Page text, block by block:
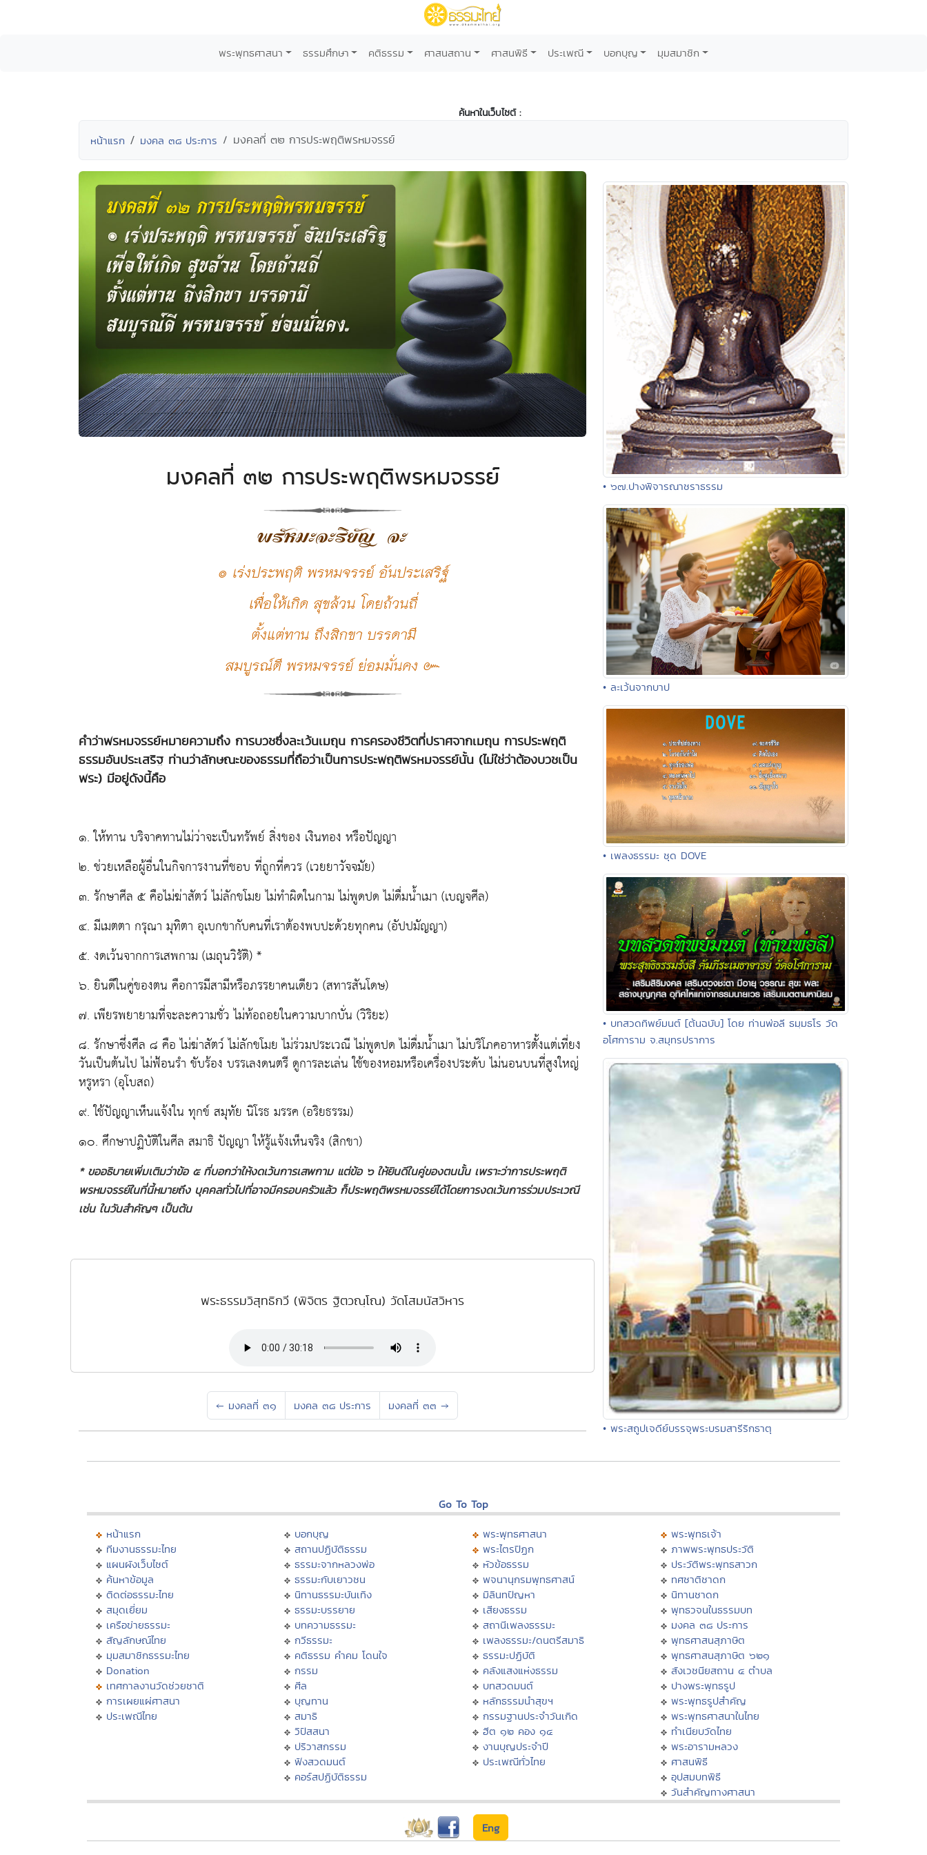
พระพุทธศาสนา ธรรมศึกษา คติธรรม ศาสนสถาน ศาสนพิธี ประเพณี บอกบุญ มุมสมาชิก
ค้นหาในเว็บไซต์ :
หน้าแรก มงคล ๓๘ ประการ มงคลที่ ๓๒ การประพฤติพรหมจรรย์
มงคลที่ ๓๒ การประพฤติพรหมจรรย์
พรัหมะจะริยัญ จะ
๏ เร่งประพฤติ พรหมจรรย์ อันประเสริฐ์
เพื่อให้เกิด สุขล้วน โดยถ้วนถี่
ตั้งแต่ทาน ถึงสิกขา บรรดามี
สมบูรณ์ดี พรหมจรรย์ ย่อมมั่นคง ๛
คำว่าพรหมจรรย์หมายความถึง การบวชซึ่งละเว้นเมถุน การครองชีวิตที่ปราศจากเมถุน การประพฤติ
ธรรมอันประเสริฐ ท่านว่าลักษณะของธรรมที่ถือว่าเป็นการประพฤติพรหมจรรย์นั้น (ไม่ใช่ว่าต้องบวชเป็น
พระ) มีอยู่ดังนี้คือ
๑. ให้ทาน บริจาคทานไม่ว่าจะเป็นทรัพย์ สิ่งของ เงินทอง หรือปัญญา
๒. ช่วยเหลือผู้อื่นในกิจการงานที่ชอบ ที่ถูกที่ควร (เวยยาวัจจมัย)
๓. รักษาศีล ๕ คือไม่ฆ่าสัตว์ ไม่ลักขโมย ไม่ทำผิดในกาม ไม่พูดปด ไม่ดื่มน้ำเมา (เบญจศีล)
๔. มีเมตตา กรุณา มุทิตา อุเบกขากับคนที่เราต้องพบปะด้วยทุกคน (อัปปมัญญา)
๕. งดเว้นจากการเสพกาม (เมถุนวิรัติ) *
๖. ยินดีในคู่ของตน คือการมีสามีหรือภรรยาคนเดียว (สทารสันโดษ)
๗. เพียรพยายามที่จะละความชั่ว ไม่ท้อถอยในความบากบั่น (วิริยะ)
๘. รักษาซึ่งศีล ๘ คือ ไม่ฆ่าสัตว์ ไม่ลักขโมย ไม่ร่วมประเวณี ไม่พูดปด ไม่ดื่มน้ำเมา ไม่บริโภคอาหารตั้งแต่เที่ยง
วันเป็นต้นไป ไม่ฟ้อนรำ ขับร้อง บรรเลงดนตรี ดูการละเล่น ใช้ของหอมหรือเครื่องประดับ ไม่นอนบนที่สูงใหญ่
หรูหรา (อุโบสถ)
๙. ใช้ปัญญาเห็นแจ้งใน ทุกข์ สมุทัย นิโรธ มรรค (อริยธรรม)
๑๐. ศึกษาปฏิบัติในศีล สมาธิ ปัญญา ให้รู้แจ้งเห็นจริง (สิกขา)
* ขออธิบายเพิ่มเติมว่าข้อ ๕ ที่บอกว่าให้งดเว้นการเสพกาม แต่ข้อ ๖ ให้ยินดีในคู่ของตนนั้น เพราะว่าการประพฤติ
พรหมจรรย์ในที่นี้หมายถึง บุคคลทั่วไปที่อาจมีครอบครัวแล้ว ก็ประพฤติพรหมจรรย์ได้โดยการงดเว้นการร่วมประเวณี
เช่น ในวันสำคัญๆ เป็นต้น
พระธรรมวิสุทธิกวี (พิจิตร ฐิตวณฺโณ) วัดโสมนัสวิหาร
← มงคลที่ ๓๑ มงคล ๓๘ ประการ มงคลที่ ๓๓ →
• ๖๗.ปางพิจารณาชราธรรม
• ละเว้นจากบาป
• เพลงธรรมะ ชุด DOVE
• บทสวดทิพย์มนต์ [ต้นฉบับ] โดย ท่านพ่อลี ธมฺมธโร วัด
อโศการาม จ.สมุทรปราการ
• พระสถูปเจดีย์บรรจุพระบรมสารีริกธาตุ
Go To Top
หน้าแรก
ทีมงานธรรมะไทย
แผนผังเว็บไซต์
ค้นหาข้อมูล
ติดต่อธรรมะไทย
สมุดเยี่ยม
เครือข่ายธรรมะ
สัญลักษณ์ไทย
มุมสมาชิกธรรมะไทย
Donation
เทศกาลงานวัดช่วยชาติ
การเผยแผ่ศาสนา
ประเพณีไทย
บอกบุญ
สถานปฏิบัติธรรม
ธรรมะจากหลวงพ่อ
ธรรมะกับเยาวชน
นิทานธรรมะบันเทิง
ธรรมะบรรยาย
บทความธรรมะ
กวีธรรมะ
คติธรรม คำคม โดนใจ
กรรม
ศีล
บุญทาน
สมาธิ
วิปัสสนา
ปริวาสกรรม
ฟังสวดมนต์
คอร์สปฏิบัติธรรม
พระพุทธศาสนา
พระไตรปิฏก
หัวข้อธรรม
พจนานุกรมพุทธศาสน์
มิลินทปัญหา
เสียงธรรม
สถานีเพลงธรรมะ
เพลงธรรมะ/ดนตรีสมาธิ
ธรรมะปฏิบัติ
คลังแสงแห่งธรรม
บทสวดมนต์
หลักธรรมนำสุขฯ
กรรมฐานประจำวันเกิด
ฮีต ๑๒ คอง ๑๔
งานบุญประจำปี
ประเพณีทั่วไทย
พระพุทธเจ้า
ภาพพระพุทธประวัติ
ประวัติพระพุทธสาวก
ทศชาติชาดก
นิทานชาดก
พุทธวจนในธรรมบท
มงคล ๓๘ ประการ
พุทธศาสนสุภาษิต
พุทธศาสนสุภาษิต ๖๒๑
สังเวชนียสถาน ๔ ตำบล
ปางพระพุทธรูป
พระพุทธรูปสำคัญ
พระพุทธศาสนาในไทย
ทำเนียบวัดไทย
พระอารามหลวง
ศาสนพิธี
อุปสมบทพิธี
วันสำคัญทางศาสนา
Eng